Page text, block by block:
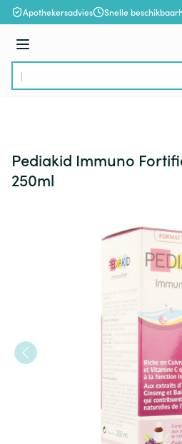
Ga naar de inhoud
Apothekersadvies Snelle
Menu
Product, merk, categorie...
Pediakid Immuno
250ml